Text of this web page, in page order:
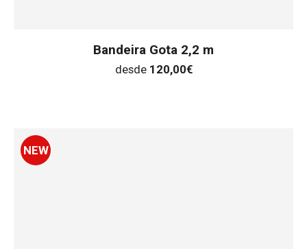
Bandeira Gota 2,2 m
desde 120,00€
NEW